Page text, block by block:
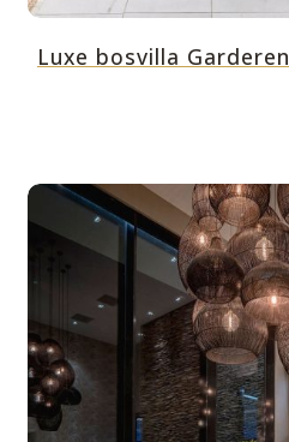
Luxe bosvilla Garderen